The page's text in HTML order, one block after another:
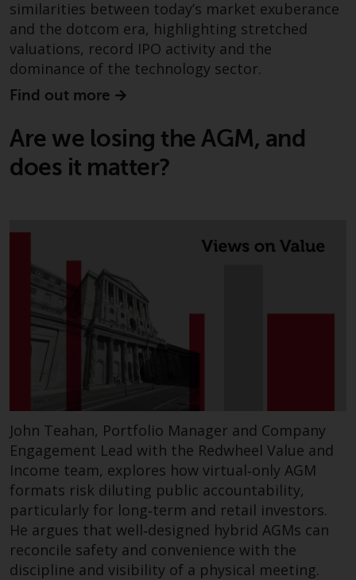
Diese Website beschreibt die
Fähigkeiten von Redwheel und
dient nur zu
Informationszwecken. Keines der
Materialien soll ein
Verkaufsangebot oder eine
Aufforderung oder Aufforderung
von Redwheel oder einem seiner
verbundenen Unternehmen
bereitgestellt werden, und darf
nicht im Zusammenhang mit
einer Anlageentscheidung
herangezogen werden. Diese
Website bietet keine spezifische
Anlageberatung und
Anlagebedürfnisse eines
bestimmten Anlegers oder
bestimmter Anleger.
Nichts auf dieser Website sollte
als Anlage-, Steuer-, Rechts- oder
sonstige Beratung ausgelegt
werden.
similarities between today’s market exuberance
and the dotcom era, highlighting stretched
valuations, record IPO activity and the
dominance of the technology sector.
Find out more
Are we losing the AGM, and
does it matter?
John Teahan, Portfolio Manager and Company
Engagement Lead with the Redwheel Value and
Income team, explores how virtual‑only AGM
formats risk diluting public accountability,
particularly for long‑term and retail investors.
He argues that well‑designed hybrid AGMs can
reconcile safety and convenience with the
discipline and visibility of a physical meeting.